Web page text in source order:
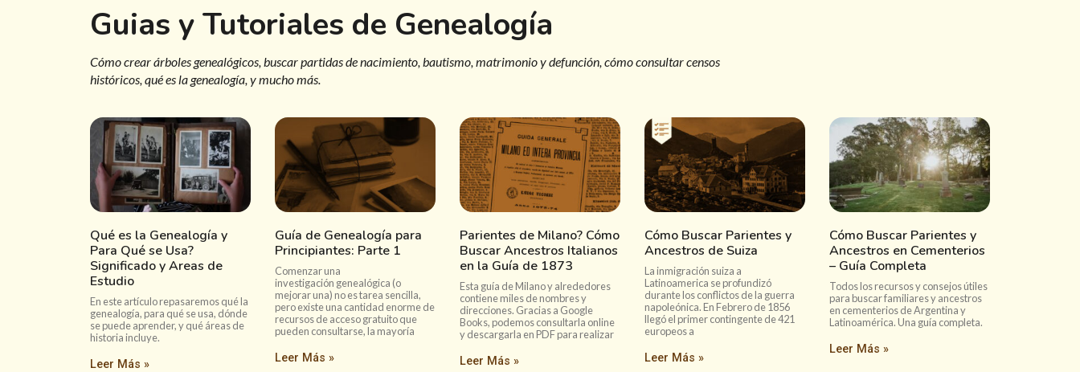
Guias y Tutoriales de Genealogía
Cómo crear árboles genealógicos, buscar partidas de nacimiento, bautismo, matrimonio y defunción, cómo consultar censos
históricos, qué es la genealogía, y mucho más.
Qué es la Genealogía y
Para Qué se Usa?
Significado y Areas de
Estudio
En este artículo repasaremos qué la
genealogía, para qué se usa, dónde
se puede aprender, y qué áreas de
historia incluye.
Leer Más »
Guía de Genealogía para
Principiantes: Parte 1
Comenzar una
investigación genealógica (o
mejorar una) no es tarea sencilla,
pero existe una cantidad enorme de
recursos de acceso gratuito que
pueden consultarse, la mayoría
Leer Más »
Parientes de Milano? Cómo
Buscar Ancestros Italianos
en la Guía de 1873
Esta guía de Milano y alrededores
contiene miles de nombres y
direcciones. Gracias a Google
Books, podemos consultarla online
y descargarla en PDF para realizar
Leer Más »
Cómo Buscar Parientes y
Ancestros de Suiza
La inmigración suiza a
Latinoamerica se profundizó
durante los conflictos de la guerra
napoleónica. En Febrero de 1856
llegó el primer contingente de 421
europeos a
Leer Más »
Cómo Buscar Parientes y
Ancestros en Cementerios
– Guía Completa
Todos los recursos y consejos útiles
para buscar familiares y ancestros
en cementerios de Argentina y
Latinoamérica. Una guía completa.
Leer Más »